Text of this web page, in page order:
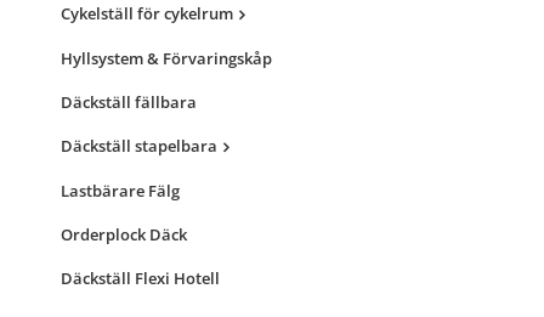
Cykelställ för cykelrum
Hyllsystem & Förvaringskåp
Däckställ fällbara
Däckställ stapelbara
Lastbärare Fälg
Orderplock Däck
Däckställ Flexi Hotell